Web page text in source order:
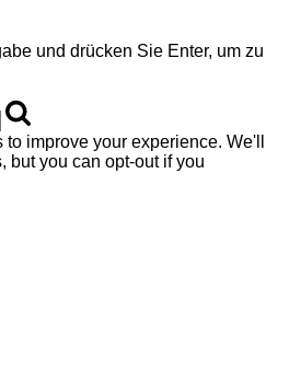
und drücken Sie Enter, um zu
improve your experience. We'll
but you can opt-out if you